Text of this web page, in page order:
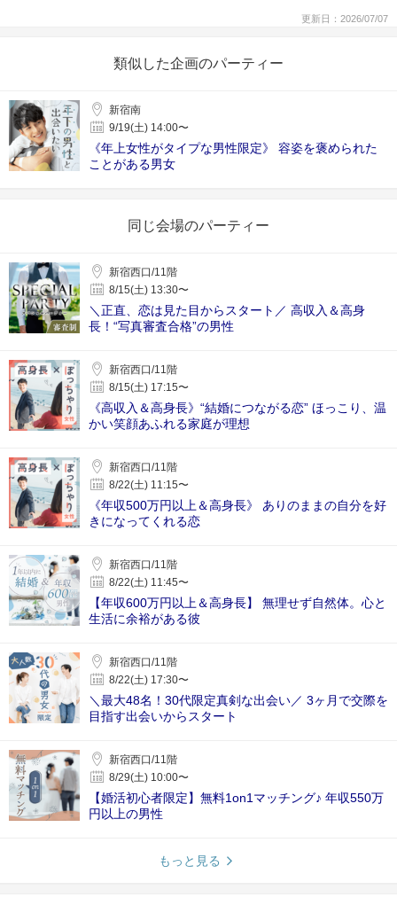
更新日：2026/07/07
類似した企画のパーティー
新宿南
9/19(土) 14:00〜
《年上女性がタイプな男性限定》 容姿を褒められた
ことがある男女
同じ会場のパーティー
新宿西口/11階
8/15(土) 13:30〜
＼正直、恋は見た目からスタート／ 高収入＆高身
長！“写真審査合格”の男性
新宿西口/11階
8/15(土) 17:15〜
《高収入＆高身長》“結婚につながる恋” ほっこり、温
かい笑顔あふれる家庭が理想
新宿西口/11階
8/22(土) 11:15〜
《年収500万円以上＆高身長》 ありのままの自分を好
きになってくれる恋
新宿西口/11階
8/22(土) 11:45〜
【年収600万円以上＆高身長】 無理せず自然体。心と
生活に余裕がある彼
新宿西口/11階
8/22(土) 17:30〜
＼最大48名！30代限定真剣な出会い／ 3ヶ月で交際を
目指す出会いからスタート
新宿西口/11階
8/29(土) 10:00〜
【婚活初心者限定】無料1on1マッチング♪ 年収550万
円以上の男性
もっと見る